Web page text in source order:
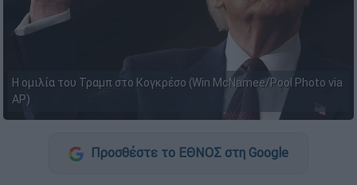
H ομιλία του Τραμπ στο Κογκρέσο (Win McNamee/Pool Photo via
AP)
Προσθέστε το ΕΘΝΟΣ στη Google